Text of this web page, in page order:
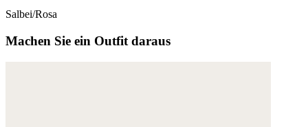
Salbei/Rosa
Machen Sie ein Outfit daraus